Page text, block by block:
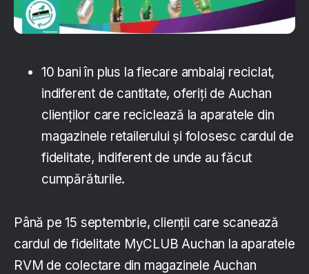
10 bani în plus la fiecare ambalaj reciclat,
indiferent de cantitate, oferiți de Auchan
clienților care reciclează la aparatele din
magazinele retailerului și folosesc cardul de
fidelitate, indiferent de unde au făcut
cumpărăturile.
Până pe 15 septembrie, clienții care scanează
cardul de fidelitate MyCLUB Auchan la aparatele
RVM de colectare din magazinele Auchan